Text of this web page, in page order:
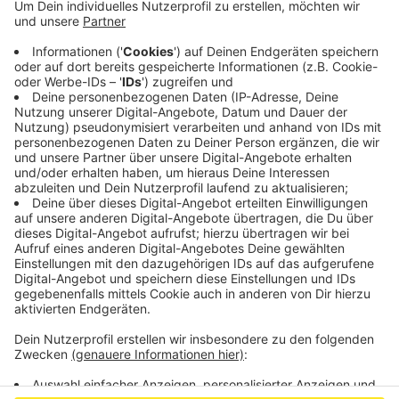
Ticketvarianten sind jetzt erhältlich. Mit denen
kann eine Hin- und Rückfahrt zu besonderen Orten
wie dem Tierpark oder einem Museum und der
Eintritt dafür gebucht werden. Nicht erhältlich sind
hingegen reine Monats- und Einzeltickets, da das
neue Angebot der Tourist Info rein auf touristisch
relevante Tickets beschränkt ist.
Veröffentlicht:Montag, 15.07.2019 15:34
Anzeige
Anzeige